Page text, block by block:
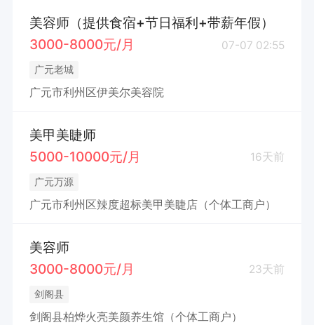
美容师（提供食宿+节日福利+带薪年假）
3000-8000元/月
07-07 02:55
广元老城
广元市利州区伊美尔美容院
美甲美睫师
5000-10000元/月
16天前
广元万源
广元市利州区辣度超标美甲美睫店（个体工商户）
美容师
3000-8000元/月
23天前
剑阁县
剑阁县柏烨火亮美颜养生馆（个体工商户）